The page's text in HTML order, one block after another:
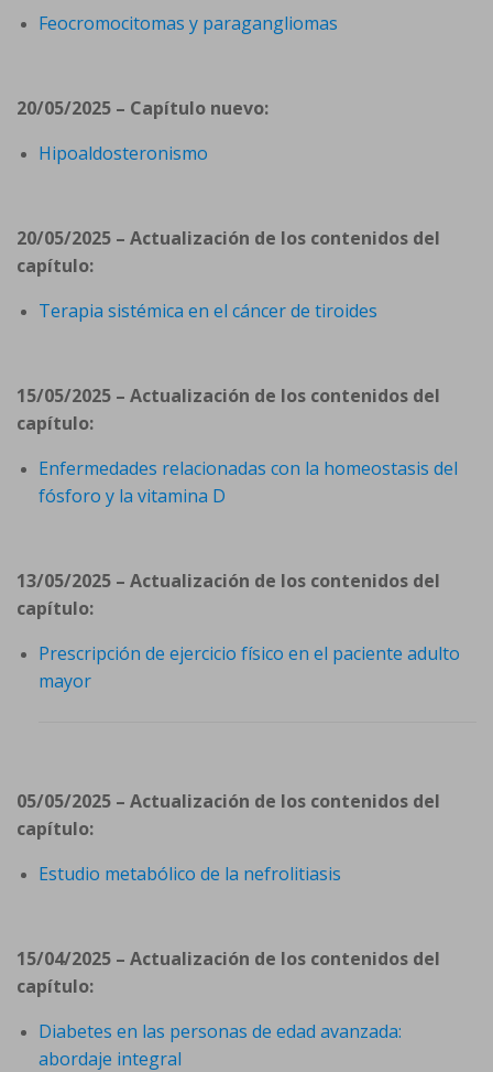
Feocromocitomas y paragangliomas
20/05/2025 – Capítulo nuevo:
Hipoaldosteronismo
20/05/2025 – Actualización de los contenidos del
capítulo:
Terapia sistémica en el cáncer de tiroides
15/05/2025 – Actualización de los contenidos del
capítulo:
Enfermedades relacionadas con la homeostasis del
fósforo y la vitamina D
13/05/2025 – Actualización de los contenidos del
capítulo:
Prescripción de ejercicio físico en el paciente adulto
mayor
05/05/2025 – Actualización de los contenidos del
capítulo:
Estudio metabólico de la nefrolitiasis
15/04/2025 – Actualización de los contenidos del
capítulo:
Diabetes en las personas de edad avanzada:
abordaje integral